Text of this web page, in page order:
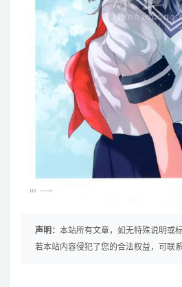
声明： 本站所有文章，如无特殊说明或
若本站内容侵犯了您的合法权益，可联